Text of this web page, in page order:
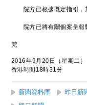
院方已根據既定指引，
院方已將有關個案呈報
完
2016年9月20日（星期二）
香港時間18時31分
新聞資料庫
昨日新